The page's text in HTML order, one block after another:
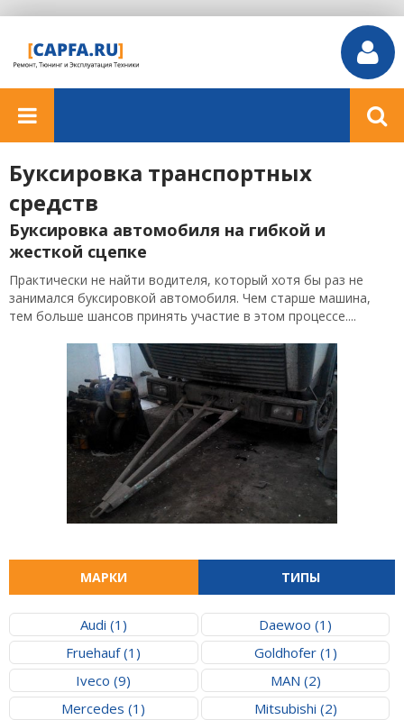
Буксировка транспортных
средств
Буксировка автомобиля на гибкой и
жесткой сцепке
Практически не найти водителя, который хотя бы раз не
занимался буксировкой автомобиля. Чем старше машина,
тем больше шансов принять участие в этом процессе....
МАРКИ ТИПЫ
Audi (1)
Daewoo (1)
Fruehauf (1)
Goldhofer (1)
Iveco (9)
MAN (2)
Mercedes (1)
Mitsubishi (2)